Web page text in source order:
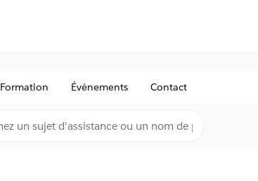
Formation Événements Contact